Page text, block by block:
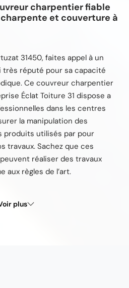
charpentier fiable
et couverture à
31450, faites appel à un
réputé pour sa capacité
Ce couvreur charpentier
Éclat Toiture 31 dispose a
dans les centres
la manipulation des
produits utilisés par pour
travaux. Sachez que ces
réaliser des travaux
aux règles de l’art.
plus